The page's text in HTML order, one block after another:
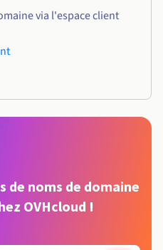
via l'espace client
de noms de domaine
OVHcloud !